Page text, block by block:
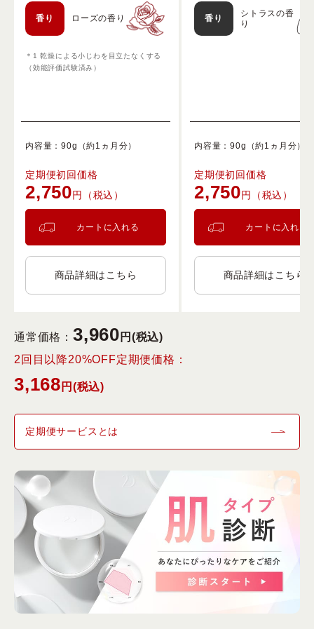
香り ローズの香り
＊1 乾燥による小じわを目立たなくする
（効能評価試験済み）
内容量：90g（約1ヵ月分）
定期便初回価格
2,750円（税込）
カートに入れる
商品詳細はこちら
香り
シトラスの香
り
内容量：90g（約1ヵ月分）
定期便初回価格
2,750円（税込）
カートに入れる
商品詳細はこちら
通常価格： 3,960 円(税込)
2回目以降20%OFF定期便価格：
3,168 円(税込)
定期便サービスとは